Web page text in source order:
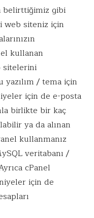
belirttiğimiz gibi
web siteniz için
kullanan
sitelerini
/ tema için
için de e-posta
birlikte bir kaç
ya da alınan
kullanmanız
veritabanı /
cPanel
için de